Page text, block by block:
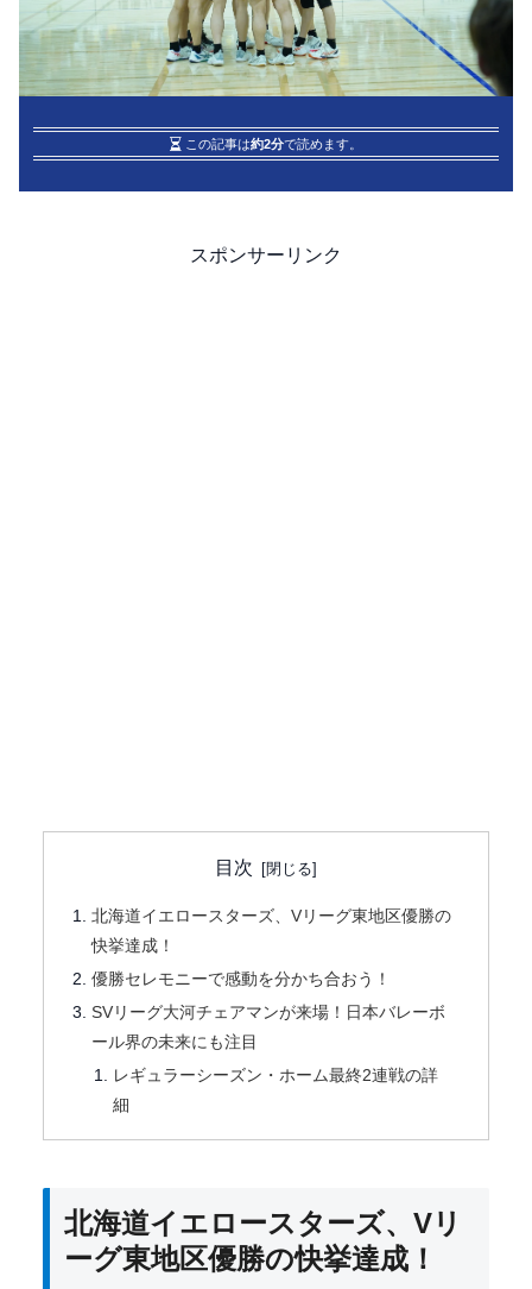
この記事は約2分で読めます。
スポンサーリンク
目次
北海道イエロースターズ、Vリーグ東地区優勝の
快挙達成！
優勝セレモニーで感動を分かち合おう！
SVリーグ大河チェアマンが来場！日本バレーボ
ール界の未来にも注目
レギュラーシーズン・ホーム最終2連戦の詳
細
北海道イエロースターズ、Vリ
ーグ東地区優勝の快挙達成！